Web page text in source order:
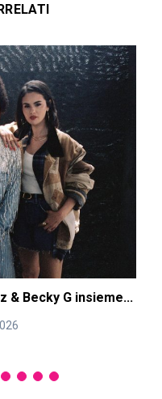
& Becky G insieme...